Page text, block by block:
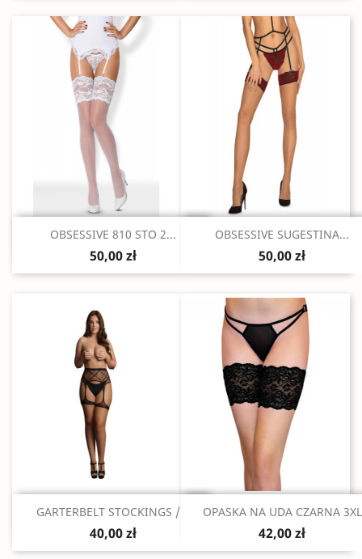
Szybki podgląd
OBSESSIVE 810 STO 2...
50,00 zł
Szybki podgląd
OBSESSIVE SUGESTINA...
50,00 zł
Szybki podgląd
GARTERBELT STOCKINGS /...
40,00 zł
Szybki podgląd
OPASKA NA UDA CZARNA 3XL
42,00 zł